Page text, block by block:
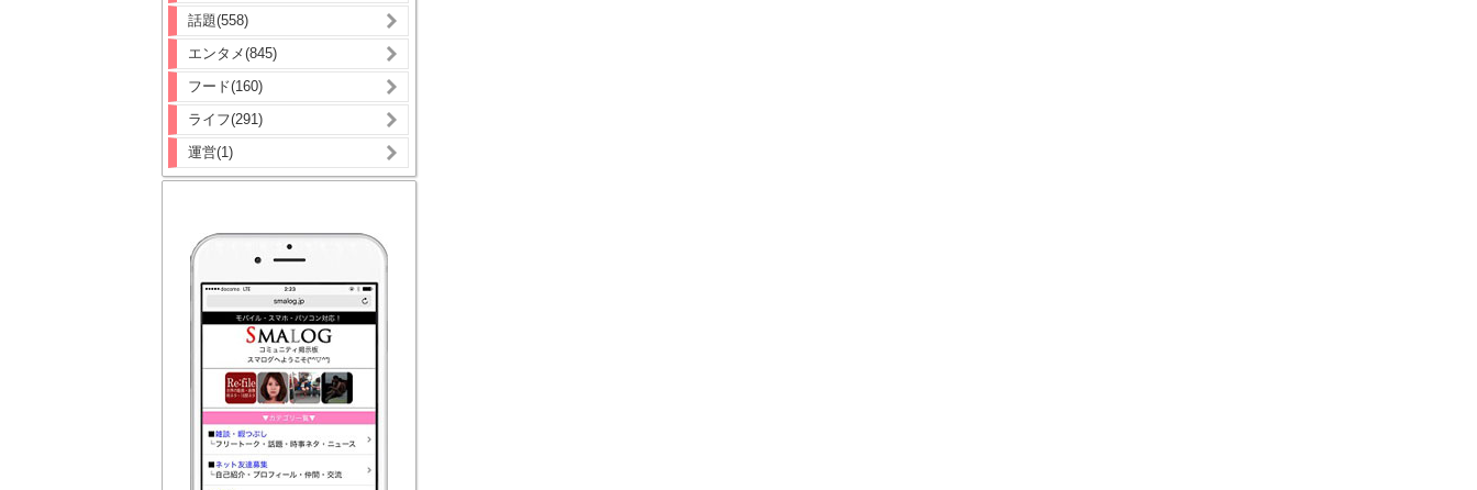
話題(558)
エンタメ(845)
フード(160)
ライフ(291)
運営(1)